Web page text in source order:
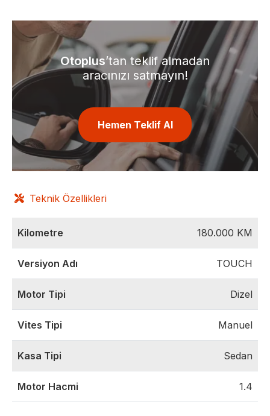
Otoplus’tan teklif almadan
aracınızı satmayın!
Hemen Teklif Al
Teknik Özellikleri
Kilometre 180.000 KM
Versiyon Adı TOUCH
Motor Tipi Dizel
Vites Tipi Manuel
Kasa Tipi Sedan
Motor Hacmi 1.4